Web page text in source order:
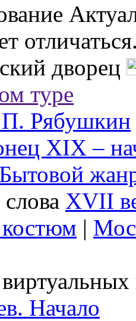
дворец
туре
Рябушкин
XIX –
Бытовой
XVII
|
Начало